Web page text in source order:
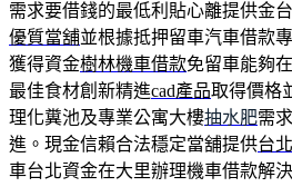
需求要借錢的最低利貼心離提供金
優質當舖並根據抵押留車汽車借款
獲得資金樹林機車借款免留車能夠
最佳食材創新精進cad產品取得價格
理化糞池及專業公寓大樓抽水肥需
進。現金信賴合法穩定當舖提供台
車台北資金在大里辦理機車借款解